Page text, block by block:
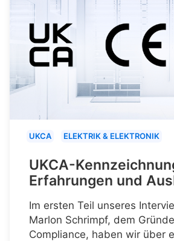
UKCA ELEKTRIK & ELEKTRONIK
UKCA-
Erfahrungen und
Im ersten Teil unseres
Marlon Schrimpf, dem
Compliance, haben wir über